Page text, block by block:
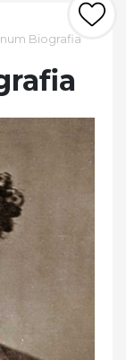
Biografia